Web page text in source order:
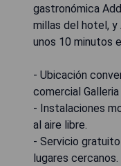
gastronómica
millas del hotel, y
unos 10 minutos
- Ubicación
comercial Galleria
- Instalaciones
al aire libre.
- Servicio
lugares cercanos.